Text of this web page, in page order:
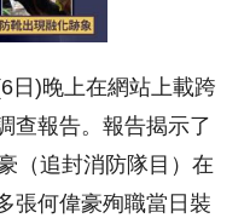
日)晚上在網站上載跨
查報告。報告揭示了
（追封消防隊目）在
張何偉豪殉職當日裝